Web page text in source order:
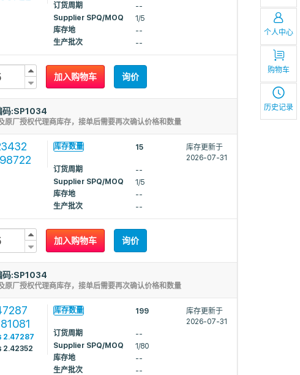
个人中心
购物车
历史记录
订货周期
--
Supplier SPQ/MOQ
1/5
库存地
--
生产批次
--
加入购物车 询价
码:SP1034
原厂授权代理商库存，接单后需要再次确认价格和数量
库存数量 15
库存更新于
2026-07-31
订货周期
--
Supplier SPQ/MOQ
1/5
库存地
--
生产批次
--
加入购物车 询价
码:SP1034
原厂授权代理商库存，接单后需要再次确认价格和数量
2.47287
2.42352
库存数量 199
库存更新于
2026-07-31
订货周期
--
Supplier SPQ/MOQ
1/80
库存地
--
生产批次
--